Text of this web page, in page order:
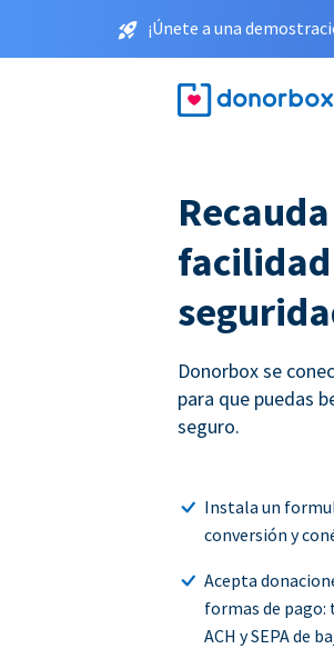
¡Únete a una
Donorbox se
para que puedas
seguro.
Instala un
conversión y
Acepta
formas de pago:
ACH y SEPA de